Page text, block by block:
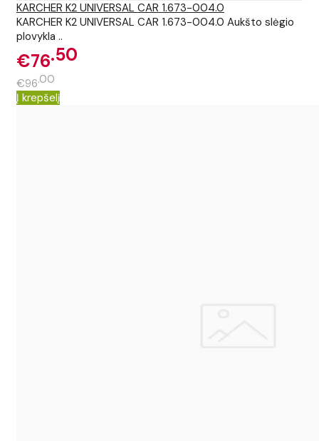
KARCHER K2 UNIVERSAL CAR 1.673-004.0
KARCHER K2 UNIVERSAL CAR 1.673-004.0 Aukšto slėgio
plovykla ..
€76 50
€96 00
Į krepšelį